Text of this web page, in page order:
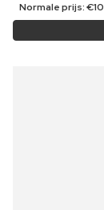
Normale prijs:€10